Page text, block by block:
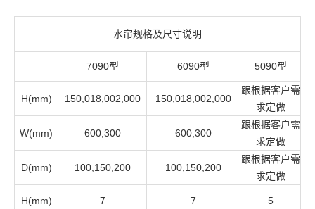
水帘规格及尺寸说明
7090型 6090型 5090型
H(mm) 150,018,002,000 150,018,002,000
跟根据客户需
求定做
W(mm) 600,300 600,300
跟根据客户需
求定做
D(mm) 100,150,200 100,150,200
跟根据客户需
求定做
H(mm) 7 7 5